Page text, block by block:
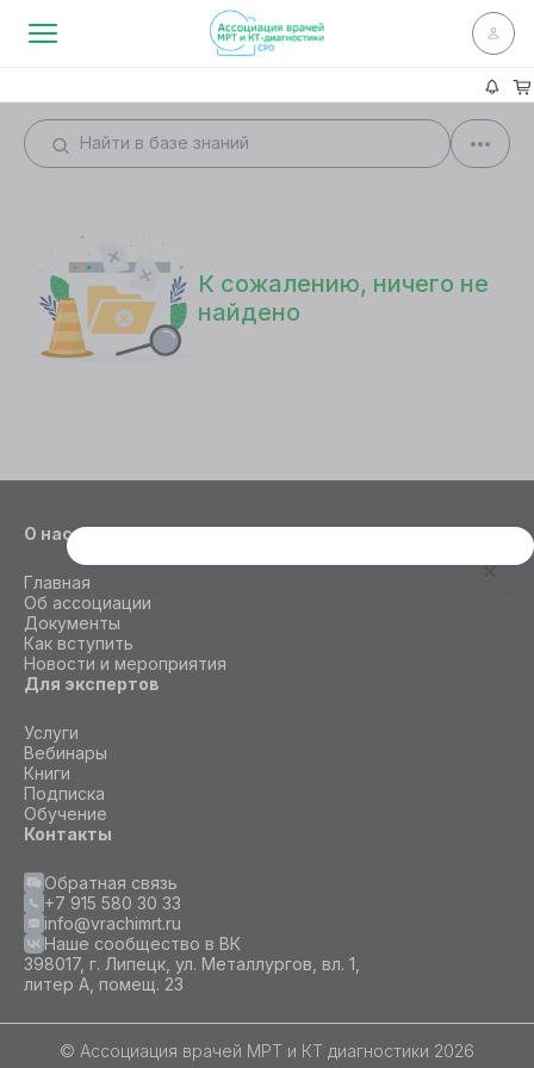
К сожалению, ничего не
найдено
О нас
Главная
Об ассоциации
Документы
Как вступить
Новости и мероприятия
Для экспертов
Услуги
Вебинары
Книги
Подписка
Обучение
Контакты
Обратная связь
+7 915 580 30 33
info@vrachimrt.ru
Наше сообщество в ВК
398017, г. Липецк, ул. Металлургов, вл. 1,
литер А, помещ. 23
© Ассоциация врачей МРТ и КТ диагностики 2026
Этот сайт использует cookie
Для корректной работы данного сайта
необходимы файлы cookie
СОГЛАСИЕ